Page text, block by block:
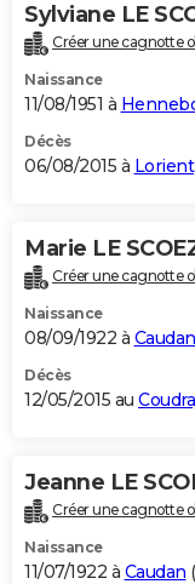
Sylviane LE
Créer une cagnotte
Naissance
11/08/1951 à
Décès
06/08/2015 à Lorient
Marie LE
Créer une cagnotte
Naissance
08/09/1922 à Caudan
Décès
12/05/2015 au
Jeanne LE
Créer une cagnotte
Naissance
11/07/1922 à Caudan (